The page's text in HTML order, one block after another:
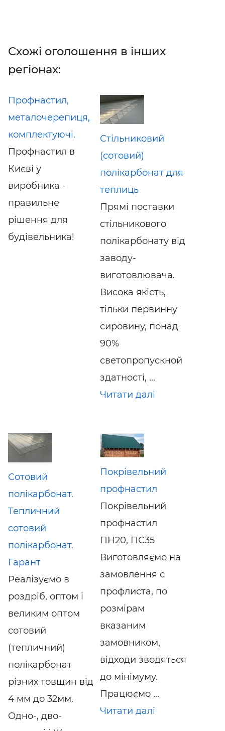
Схожі оголошення в інших
регіонах:
Профнастил,
металочерепиця,
комплектуючі.
Профнастил в
Києві у
виробника -
правильне
рішення для
будівельника!
Стільниковий
(сотовий)
полікарбонат для
теплиць
Прямі поставки
стільникового
полікарбонату від
заводу-
виготовлювача.
Висока якість,
тільки первинну
сировину, понад
90%
светопропускной
здатності, ...
Читати далі
Сотовий
полікарбонат.
Тепличний
сотовий
полікарбонат.
Гарант
Реалізуємо в
роздріб, оптом і
великим оптом
сотовий
(тепличний)
полікарбонат
різних товщин від
4 мм до 32мм.
Одно-, дво-
Покрівельний
профнастил
Покрівельний
профнастил
ПН20, ПС35
Виготовляємо на
замовлення с
профлиста, по
розмірам
вказаним
замовником,
відходи зводяться
до мінімуму.
Працюємо ...
Читати далі